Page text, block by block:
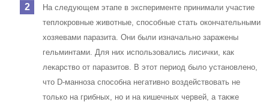
На следующем этапе в эксперименте принимали участие
теплокровные животные, способные стать окончательными
хозяевами паразита. Они были изначально заражены
гельминтами. Для них использовались лисички, как
лекарство от паразитов. В этот период было установлено,
что D-манноза способна негативно воздействовать не
только на грибных, но и на кишечных червей, а также